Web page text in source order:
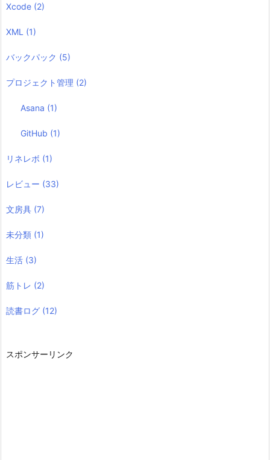
Xcode (2)
XML (1)
バックパック (5)
プロジェクト管理 (2)
Asana (1)
GitHub (1)
リネレボ (1)
レビュー (33)
文房具 (7)
未分類 (1)
生活 (3)
筋トレ (2)
読書ログ (12)
スポンサーリンク